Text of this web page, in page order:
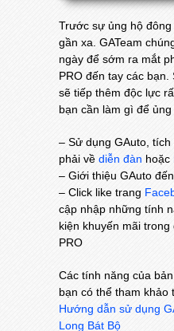
Trước sự ủng hộ
gần xa. GATeam
ngày để sớm ra mắt
PRO đến tay các
sẽ tiếp thêm độc lực
bạn cần làm gì để
– Sử dụng GAuto,
phải về diễn đàn hoặc
– Giới thiệu GAuto
– Click like trang
cập nhập những tính
kiện khuyến mãi
PRO
Các tính năng của
bạn có thể tham khảo
Hướng dẫn sử dụng
Long Bát Bộ